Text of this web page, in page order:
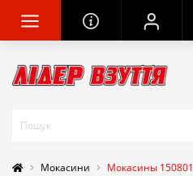
Мокасини Мокасины 150801